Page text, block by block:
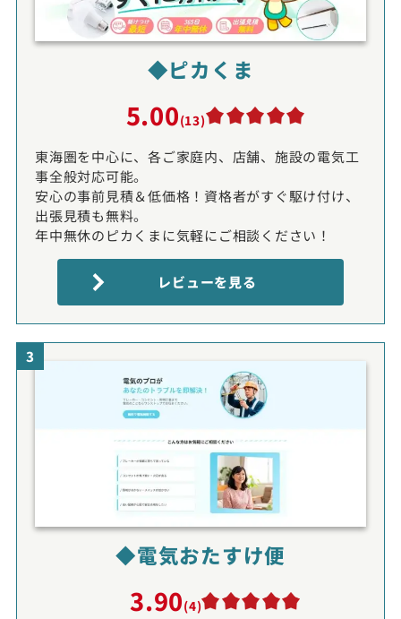
◆ピカくま
5.00(13)
東海圏を中心に、各ご家庭内、店舗、施設の電気工
事全般対応可能。
安心の事前見積＆低価格！資格者がすぐ駆け付け、
出張見積も無料。
年中無休のピカくまに気軽にご相談ください！
レビューを見る
3
◆電気おたすけ便
3.90(4)